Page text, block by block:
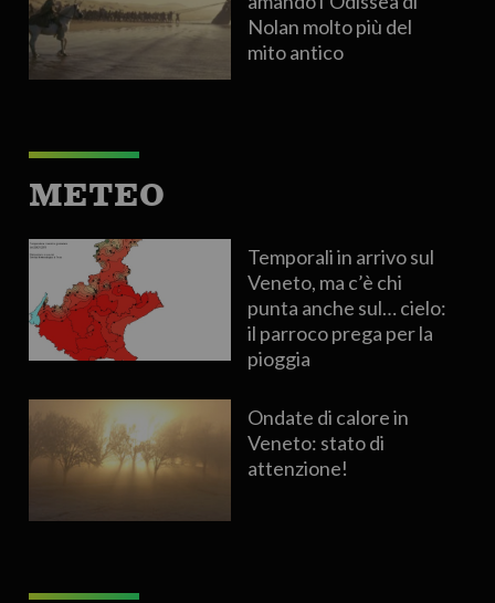
Nolan molto più del
mito antico
METEO
Temporali in arrivo sul
Veneto, ma c’è chi
punta anche sul… cielo:
il parroco prega per la
pioggia
Ondate di calore in
Veneto: stato di
attenzione!